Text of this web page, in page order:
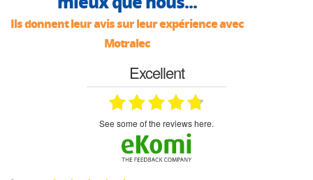
Ils donnent leur avis sur leur expérience avec
Motralec
Excellent
see some of the reviews here.